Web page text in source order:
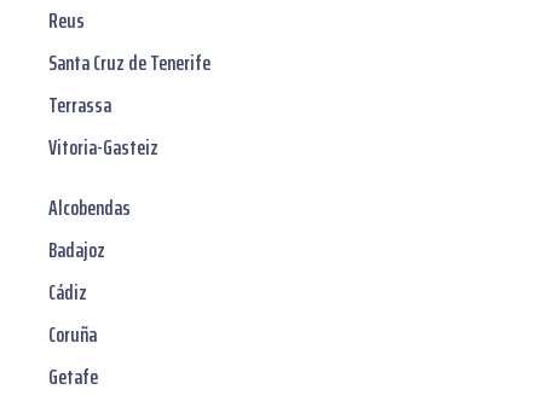
Reus
Santa Cruz de Tenerife
Terrassa
Vitoria-Gasteiz
Alcobendas
Badajoz
Cádiz
Coruña
Getafe